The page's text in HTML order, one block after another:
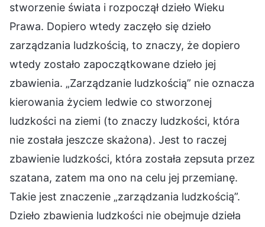
stworzenie świata i rozpoczął dzieło Wieku
Prawa. Dopiero wtedy zaczęło się dzieło
zarządzania ludzkością, to znaczy, że dopiero
wtedy zostało zapoczątkowane dzieło jej
zbawienia. „Zarządzanie ludzkością” nie oznacza
kierowania życiem ledwie co stworzonej
ludzkości na ziemi (to znaczy ludzkości, która
nie została jeszcze skażona). Jest to raczej
zbawienie ludzkości, która została zepsuta przez
szatana, zatem ma ono na celu jej przemianę.
Takie jest znaczenie „zarządzania ludzkością”.
Dzieło zbawienia ludzkości nie obejmuje dzieła